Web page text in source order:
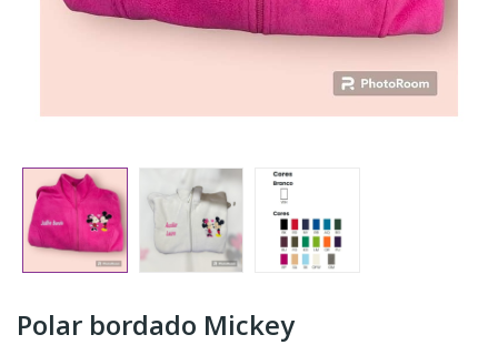
Polar bordado Mickey